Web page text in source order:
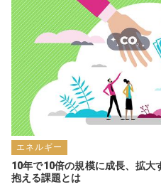
エネルギー
10年で10倍の規模に成長、拡大
抱える課題とは